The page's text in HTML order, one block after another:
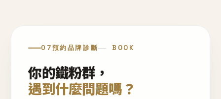
07預約品牌診斷 BOOK
你的鐵粉群，
遇到什麼問題嗎？